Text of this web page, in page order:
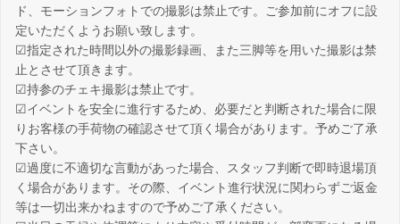
ド、モーションフォトでの撮影は禁止です。ご参加前にオフに設
定いただくようお願い致します。
☑指定された時間以外の撮影録画、また三脚等を用いた撮影は禁
止とさせて頂きます。
☑持参のチェキ撮影は禁止です。
☑イベントを安全に進行するため、必要だと判断された場合に限
りお客様の手荷物の確認させて頂く場合があります。予めご了承
下さい。
☑過度に不適切な言動があった場合、スタッフ判断で即時退場頂
く場合があります。その際、イベント進行状況に関わらずご返金
等は一切出来かねますので予めご了承ください。